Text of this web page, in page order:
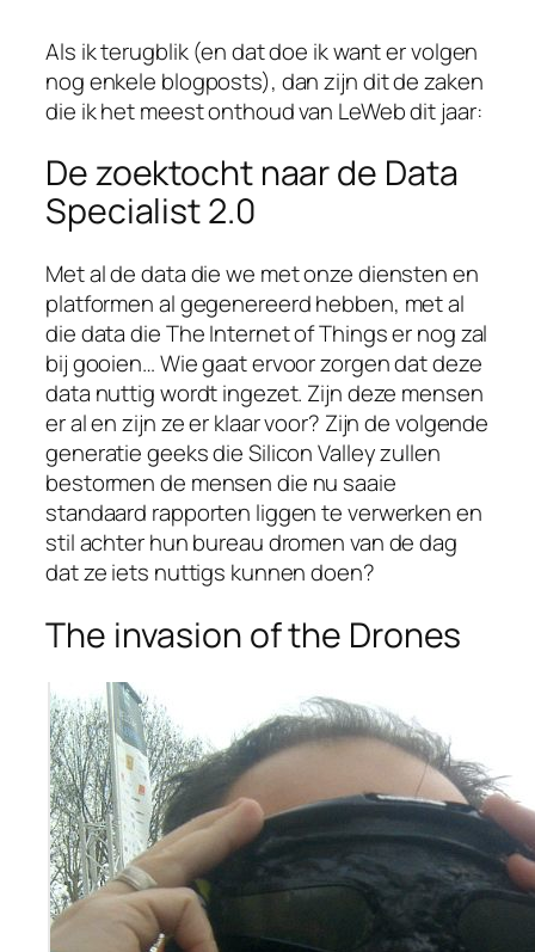
Als ik terugblik (en dat doe ik want er volgen
nog enkele blogposts), dan zijn dit de zaken
die ik het meest onthoud van LeWeb dit jaar:
De zoektocht naar de Data
Specialist 2.0
Met al de data die we met onze diensten en
platformen al gegenereerd hebben, met al
die data die The Internet of Things er nog zal
bij gooien… Wie gaat ervoor zorgen dat deze
data nuttig wordt ingezet. Zijn deze mensen
er al en zijn ze er klaar voor? Zijn de volgende
generatie geeks die Silicon Valley zullen
bestormen de mensen die nu saaie
standaard rapporten liggen te verwerken en
stil achter hun bureau dromen van de dag
dat ze iets nuttigs kunnen doen?
The invasion of the Drones